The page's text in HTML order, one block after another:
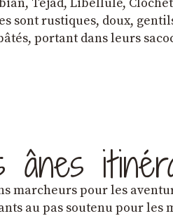
sont rustiques, doux,
portant dans leurs
ânes
marcheurs pour les
au pas soutenu pour les